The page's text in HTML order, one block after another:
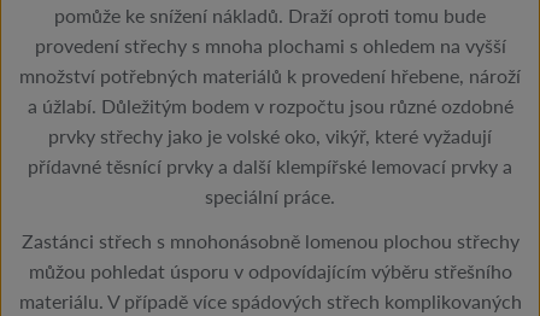
pomůže ke snížení nákladů. Draží oproti tomu bude
provedení střechy s mnoha plochami s ohledem na vyšší
množství potřebných materiálů k provedení hřebene, nároží
a úžlabí. Důležitým bodem v rozpočtu jsou různé ozdobné
prvky střechy jako je volské oko, vikýř, které vyžadují
přídavné těsnící prvky a další klempířské lemovací prvky a
speciální práce.
Zastánci střech s mnohonásobně lomenou plochou střechy
můžou pohledat úsporu v odpovídajícím výběru střešního
materiálu. V případě více spádových střech komplikovaných